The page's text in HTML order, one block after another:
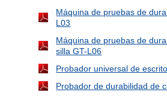
Máquina de pruebas de
L03
Máquina de pruebas de
silla GT-L06
Probador universal de
Probador de durabilidad de